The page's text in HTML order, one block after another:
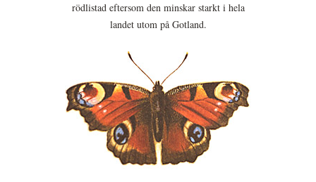
rödlistad eftersom den minskar starkt i hela
landet utom på Gotland.